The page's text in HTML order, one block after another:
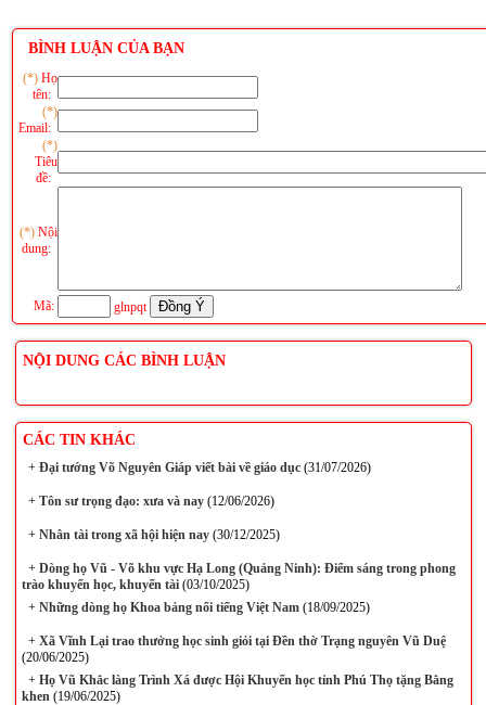
BÌNH LUẬN CỦA BẠN
(*) Họ
tên:
(*)
Email:
(*)
Tiêu
đề:
(*) Nội
dung:
Mã: glnpqt
NỘI DUNG CÁC BÌNH LUẬN
CÁC TIN KHÁC
+Đại tướng Võ Nguyên Giáp viết bài về giáo dục(31/07/2026)
+Tôn sư trọng đạo: xưa và nay(12/06/2026)
+Nhân tài trong xã hội hiện nay(30/12/2025)
+Dòng họ Vũ - Võ khu vực Hạ Long (Quảng Ninh): Điểm sáng trong phong
trào khuyến học, khuyến tài(03/10/2025)
+Những dòng họ Khoa bảng nổi tiếng Việt Nam(18/09/2025)
+Xã Vĩnh Lại trao thưởng học sinh giỏi tại Đền thờ Trạng nguyên Vũ Duệ
(20/06/2025)
+Họ Vũ Khắc làng Trình Xá được Hội Khuyến học tỉnh Phú Thọ tặng Bằng
khen(19/06/2025)